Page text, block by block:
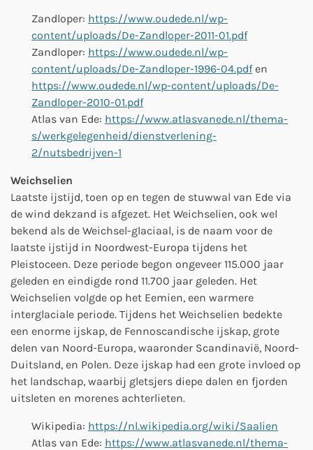
Zandloper: https://www.oudede.nl/wp-
content/uploads/De-Zandloper-2011-01.pdf
Zandloper: https://www.oudede.nl/wp-
content/uploads/De-Zandloper-1996-04.pdfen
https://www.oudede.nl/wp-content/uploads/De-
Zandloper-2010-01.pdf
Atlas van Ede: https://www.atlasvanede.nl/thema-
s/werkgelegenheid/dienstverlening-
2/nutsbedrijven-1
Weichselien
Laatste ijstijd, toen op en tegen de stuwwal van Ede via
de wind dekzand is afgezet. Het Weichselien, ook wel
bekend als de Weichsel-glaciaal, is de naam voor de
laatste ijstijd in Noordwest-Europa tijdens het
Pleistoceen. Deze periode begon ongeveer 115.000 jaar
geleden en eindigde rond 11.700 jaar geleden. Het
Weichselien volgde op het Eemien, een warmere
interglaciale periode. Tijdens het Weichselien bedekte
een enorme ijskap, de Fennoscandische ijskap, grote
delen van Noord-Europa, waaronder Scandinavië, Noord-
Duitsland, en Polen. Deze ijskap had een grote invloed op
het landschap, waarbij gletsjers diepe dalen en fjorden
uitsleten en morenes achterlieten.
Wikipedia: https://nl.wikipedia.org/wiki/Saalien
Atlas van Ede: https://www.atlasvanede.nl/thema-